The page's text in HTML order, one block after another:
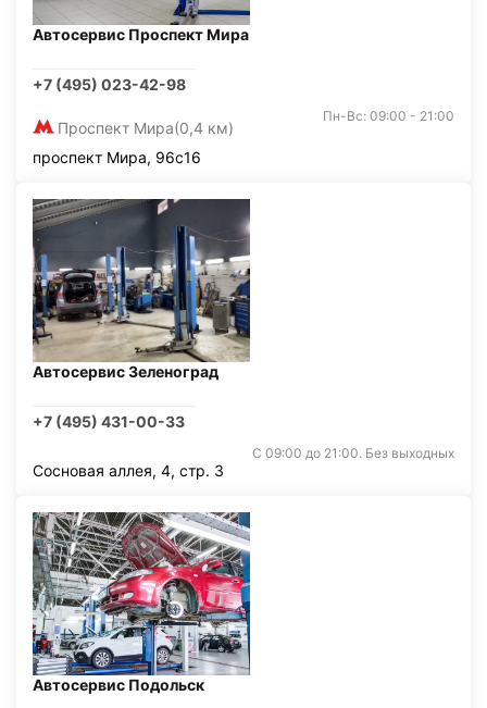
Автосервис Проспект Мира
+7 (495) 023-42-98
Проспект Мира(0,4 км)
Пн-Вс: 09:00 - 21:00
проспект Мира, 96с16
Автосервис Зеленоград
+7 (495) 431-00-33
С 09:00 до 21:00. Без выходных
Сосновая аллея, 4, стр. 3
Автосервис Подольск